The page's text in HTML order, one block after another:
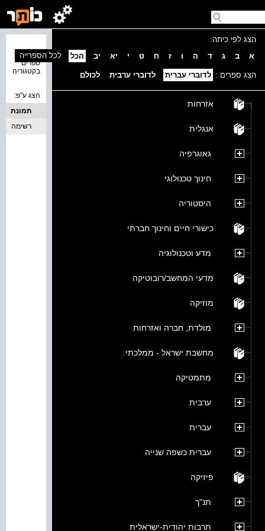
הצג לפי כיתה:
א
ב ג ד ה ו ז ח ט י יא יב הכל
הצג ספרים : לדוברי עברית לדוברי ערבית לכולם
אזרחות
אנגלית
גאוגרפיה
חינוך טכנולוגי
היסטוריה
כישורי חיים וחינוך חברתי
מדע וטכנולוגיה
מדעי המחשב/רובוטיקה
מוזיקה
מולדת, חברה ואזרחות
מחשבת ישראל - ממלכתי
מתמטיקה
ערבית
עברית
עברית כשפה שנייה
פיזיקה
תנ"ך
תרבות יהודית-ישראלית
ספרים
בקטגוריה
לכל הספרייה
הצג ע''פ:
תמונת
כריכה
רשימה